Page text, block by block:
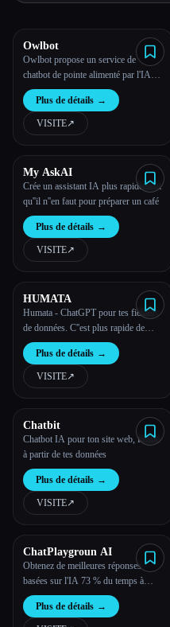
À propos
Owlbot
Owlbot propose un service de
chatbot de pointe alimenté par l'IA
qui s'intègre parfaitement à tes
données pour fournir des réponses
instantanées à toi, à tes clients ou à
ton équipe.
Plus de détails →
VISITE↗︎
My AskAI
Crée un assistant IA plus rapidement
qu''il n''en faut pour préparer un café
Plus de détails →
VISITE↗︎
HUMATA
Humata - ChatGPT pour tes fichiers
de données. C''est plus rapide de
demander que d''écrémer.
Plus de détails →
VISITE↗︎
Chatbit
Chatbot IA pour ton site web, formé
à partir de tes données
Plus de détails →
VISITE↗︎
ChatPlaygroun AI
Obtenez de meilleures réponses
basées sur l'IA 73 % du temps à
l'aide de plusieurs chatbots
Plus de détails →